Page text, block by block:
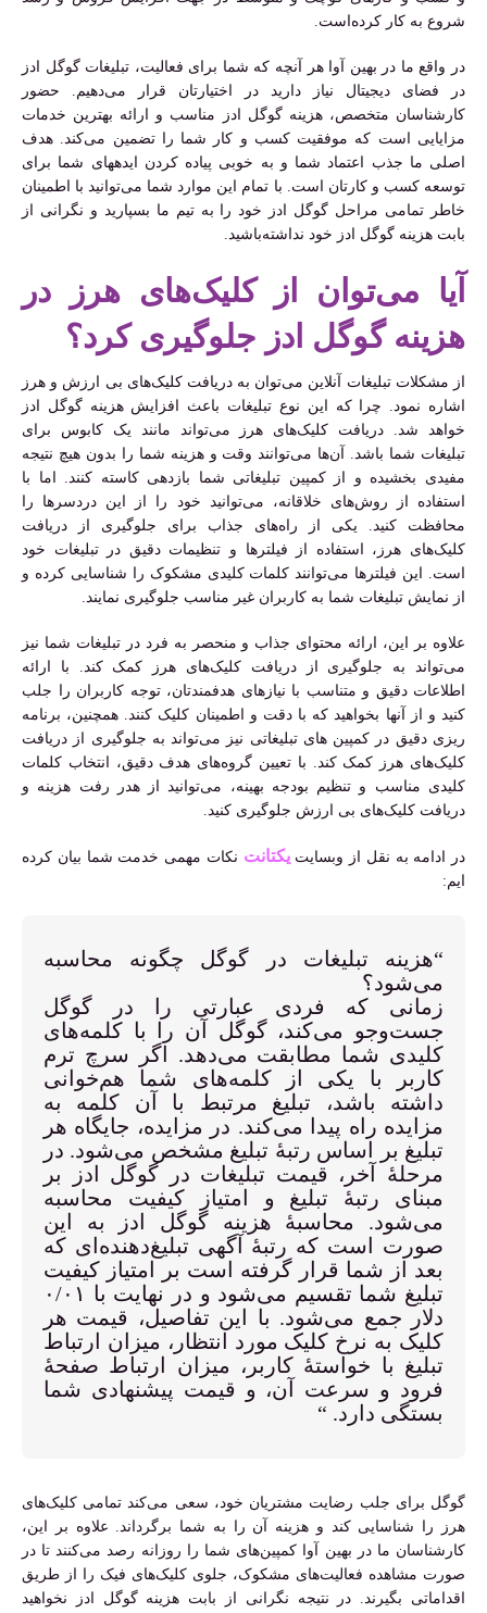
شروع به کار کرده‌است.
در واقع ما در بهین آوا هر آنچه که شما برای فعالیت، تبلیغات گوگل ادز
در فضای دیجیتال نیاز دارید در اختیارتان قرار می‌دهیم. حضور
کارشناسان متخصص، هزینه گوگل ادز مناسب و ارائه بهترین خدمات
مزایایی است که موفقیت کسب و کار شما را تضمین می‌کند. هدف
اصلی ما جذب اعتماد شما و به خوبی پیاده کردن ایده‎های شما برای
توسعه کسب و کارتان است. با تمام این موارد شما می‌توانید با اطمینان
خاطر تمامی مراحل گوگل ادز خود را به تیم ما بسپارید و نگرانی از
بابت هزینه گوگل ادز خود نداشته‌باشید.
آیا می‌توان از کلیک‌های هرز در
هزینه گوگل ادز جلوگیری کرد؟
از مشکلات تبلیغات آنلاین می‌توان به دریافت کلیک‌های بی ارزش و هرز
اشاره نمود. چرا که این نوع تبلیغات باعث افزایش هزینه گوگل ادز
خواهد شد. دریافت کلیک‌های هرز می‌تواند مانند یک کابوس برای
تبلیغات شما باشد. آ‌ن‌ها می‌توانند وقت و هزینه شما را بدون هیچ نتیجه
مفیدی بخشیده و از کمپین تبلیغاتی شما بازدهی کاسته کنند. اما با
استفاده از روش‌های خلاقانه، می‌توانید خود را از این دردسرها را
محافظت کنید. یکی از راه‌های جذاب برای جلوگیری از دریافت
کلیک‌های هرز، استفاده از فیلترها و تنظیمات دقیق در تبلیغات خود
است. این فیلترها می‌توانند کلمات کلیدی مشکوک را شناسایی کرده و
از نمایش تبلیغات شما به کاربران غیر مناسب جلوگیری نمایند.
علاوه بر این، ارائه محتوای جذاب و منحصر به فرد در تبلیغات شما نیز
می‌تواند به جلوگیری از دریافت کلیک‌های هرز کمک کند. با ارائه
اطلاعات دقیق و متناسب با نیازهای هدفمندتان، توجه کاربران را جلب
کنید و از آنها بخواهید که با دقت و اطمینان کلیک کنند. همچنین، برنامه
ریزی دقیق در کمپین های تبلیغاتی نیز می‌تواند به جلوگیری از دریافت
کلیک‌های هرز کمک کند. با تعیین گروه‌های هدف دقیق، انتخاب کلمات
کلیدی مناسب و تنظیم بودجه بهینه، می‌توانید از هدر رفت هزینه و
دریافت کلیک‌های بی ارزش جلوگیری کنید.
در ادامه به نقل از وبسایتیکتانت نکات مهمی خدمت شما بیان کرده
ایم:
“هزینه تبلیغات در گوگل چگونه محاسبه
می‌شود؟
زمانی که فردی عبارتی را در گوگل
جست‌وجو می‌کند، گوگل آن را با کلمه‌های
کلیدی شما مطابقت می‌دهد. اگر سرچ ترم
کاربر با یکی از کلمه‌های شما هم‌خوانی
داشته باشد، تبلیغ مرتبط با آن کلمه به
مزایده راه پیدا می‌کند. در مزایده، جایگاه هر
تبلیغ بر اساس رتبهٔ تبلیغ مشخص می‌شود. در
مرحلهٔ آخر، قیمت تبلیغات در گوگل ادز بر
مبنای رتبهٔ تبلیغ و امتیاز کیفیت محاسبه
می‌شود. محاسبهٔ هزینه گوگل ادز به این
صورت است که رتبهٔ آگهی تبلیغ‌دهنده‌ای که
بعد از شما قرار گرفته است بر امتیاز کیفیت
تبلیغ شما تقسیم می‌شود و در نهایت با ۰/۰۱
دلار جمع می‌شود. با این تفاصیل، قیمت هر
کلیک به نرخ کلیک مورد انتظار، میزان ارتباط
تبلیغ با خواستهٔ کاربر، میزان ارتباط صفحهٔ
فرود و سرعت آن، و قیمت پیشنهادی شما
بستگی دارد. “
گوگل برای جلب رضایت مشتریان خود، سعی می‌کند تمامی کلیک‌های
هرز را شناسایی کند و هزینه آن را به شما برگرداند. علاوه بر این،
کارشناسان ما در بهین آوا کمپین‌های شما را روزانه رصد می‌کنند تا در
صورت مشاهده فعالیت‌های مشکوک، جلوی کلیک‌های فیک را از طریق
اقداماتی بگیرند. در نتیجه نگرانی از بابت هزینه گوگل ادز نخواهید